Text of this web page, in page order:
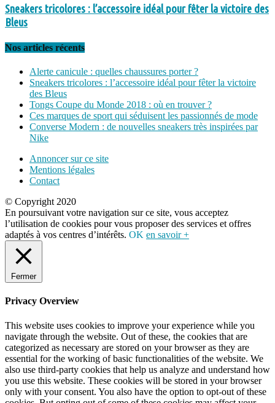
Sneakers tricolores : l’accessoire idéal pour fêter la victoire des
Bleus
Nos articles récents
Alerte canicule : quelles chaussures porter ?
Sneakers tricolores : l’accessoire idéal pour fêter la victoire
des Bleus
Tongs Coupe du Monde 2018 : où en trouver ?
Ces marques de sport qui séduisent les passionnés de mode
Converse Modern : de nouvelles sneakers très inspirées par
Nike
Annoncer sur ce site
Mentions légales
Contact
© Copyright 2020
En poursuivant votre navigation sur ce site, vous acceptez
l’utilisation de cookies pour vous proposer des services et offres
adaptés à vos centres d’intérêts. OK en savoir +
Fermer
Privacy Overview
This website uses cookies to improve your experience while you
navigate through the website. Out of these, the cookies that are
categorized as necessary are stored on your browser as they are
essential for the working of basic functionalities of the website. We
also use third-party cookies that help us analyze and understand how
you use this website. These cookies will be stored in your browser
only with your consent. You also have the option to opt-out of these